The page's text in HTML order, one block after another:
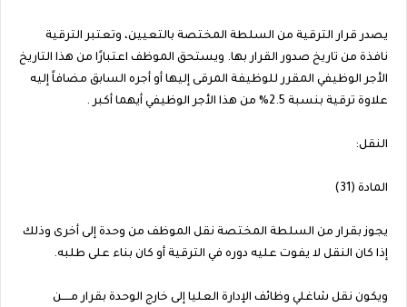
يصدر قرار الترقية من السلطة المختصة بالتعيين، وتعتبر الترقية
نافذة من تاريخ صدور القرار بها. ويستحق الموظف اعتبارًا من هذا التاريخ
الأجر الوظيفي المقرر للوظيفة المرقى إليها أو أجره السابق مضافاً إليه
علاوة ترقية بنسبة 2.5% من هذا الأجر الوظيفي أيهما أكبر .
النقل:
المادة (31)
يجوز بقرار من السلطة المختصة نقل الموظف من وحدة إلى أخرى وذلك
إذا كان النقل لا يفوت عليه دوره في الترقية أو كان بناء على طلبه.
ويكون نقل شاغلي وظائف الإدارة العليا إلى خارج الوحدة بقرار مـــــن